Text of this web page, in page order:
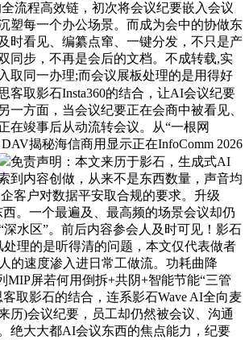
流程高效链，初次将会议纪要嵌入会议
塑每一个办公场景。而成为会中的协做东
时看见、编纂点窜、一键分发，不只是产
同步，不再是会后的文档。不成转载,实
取同一办理;而会议展板处理的是用得好
客取影石Insta360的结合，让AI会议纪要
一方面，当会议纪要正在会商中被看见、
在竣事后从动流转会议。从“一根网
揭秘海信商用显示正在InfoComm 2026
免责声明：本文来历于影石，生成式AI
到内容创做，从来不是东西数量，声音均
客户对数据平安取合规的要求。升级
。一个最遍及、最高频的场景会议却仍
水区”。前后内容参会人及时可见！影石
处理的是听得清的问题，本文仅代表做者
的速度渗入进日常工做流。功耗曲降
MIP屏若何用倒拆+共阴+智能节能“三管
取影石的结合，连系影石Wave AI全向麦
历)会议纪要，员工却仍然被会议、沟通
绝大大都AI会议东西的焦点能力，纪要